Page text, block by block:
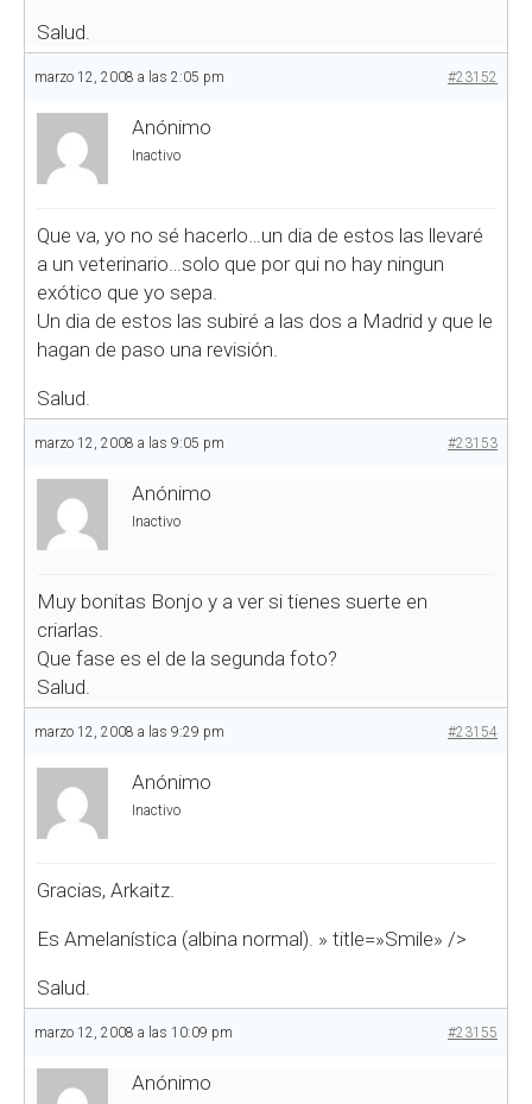
Salud.
marzo 12, 2008 a las 2:05 pm #23152
Anónimo
Inactivo
Que va, yo no sé hacerlo…un dia de estos las llevaré
a un veterinario…solo que por qui no hay ningun
exótico que yo sepa.
Un dia de estos las subiré a las dos a Madrid y que le
hagan de paso una revisión.
Salud.
marzo 12, 2008 a las 9:05 pm #23153
Anónimo
Inactivo
Muy bonitas Bonjo y a ver si tienes suerte en
criarlas.
Que fase es el de la segunda foto?
Salud.
marzo 12, 2008 a las 9:29 pm #23154
Anónimo
Inactivo
Gracias, Arkaitz.
Es Amelanística (albina normal). » title=»Smile» />
Salud.
marzo 12, 2008 a las 10:09 pm #23155
Anónimo